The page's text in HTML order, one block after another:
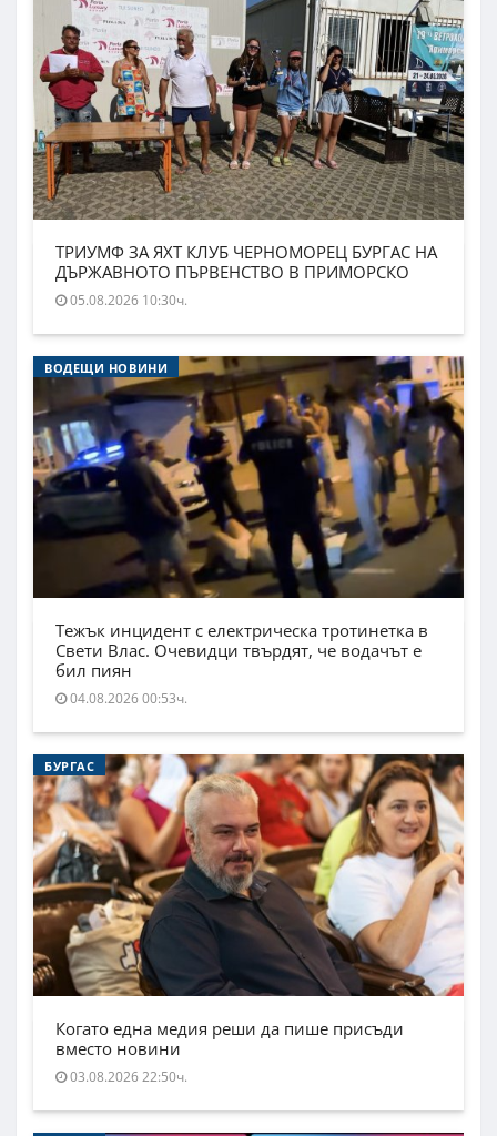
ТРИУМФ ЗА ЯХТ КЛУБ ЧЕРНОМОРЕЦ БУРГАС НА
ДЪРЖАВНОТО ПЪРВЕНСТВО В ПРИМОРСКО
05.08.2026 10:30ч.
ВОДЕЩИ НОВИНИ
Тежък инцидент с електрическа тротинетка в
Свети Влас. Очевидци твърдят, че водачът е
бил пиян
04.08.2026 00:53ч.
БУРГАС
Когато една медия реши да пише присъди
вместо новини
03.08.2026 22:50ч.